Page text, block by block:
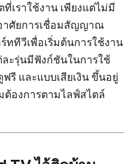
เราใช้งาน เพียงแต่ไม่มี
าศัยการเชื่อมสัญญาณ
ททีวีเพื่อเริ่มต้นการใช้งาน
ละรุ่นมีฟังก์ชันในการใช้
รี และแบบเสียเงิน ขึ้นอยู่
องการตามไลฟ์สไตล์